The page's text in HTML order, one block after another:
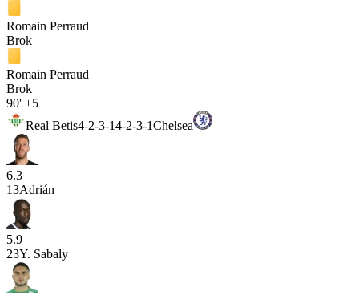
Romain Perraud
Brok
Romain Perraud
Brok
90' +5
Real Betis4-2-3-14-2-3-1Chelsea
6.3
13Adrián
5.9
23Y. Sabaly